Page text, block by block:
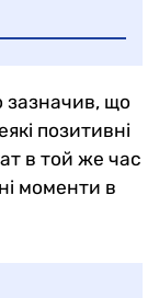
зазначив, що
позитивні
в той же час
моменти в